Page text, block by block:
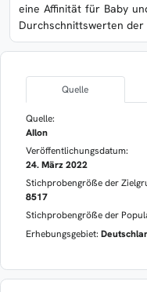
eine Affinität für Baby
Durchschnittswerten der
Quelle
Quelle:
AIlon
Veröffentlichungsdatum:
24. März 2022
Stichprobengröße der
8517
Stichprobengröße der
Erhebungsgebiet: